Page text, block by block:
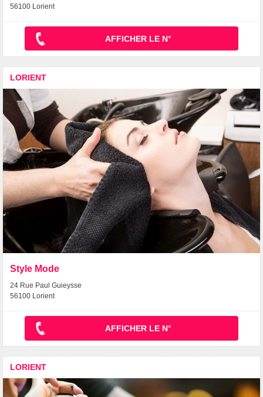
56100 Lorient
AFFICHER LE N°
LORIENT
Style Mode
24 Rue Paul Guieysse
56100 Lorient
AFFICHER LE N°
LORIENT